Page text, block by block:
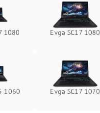
1080 Evga SC17 1080
1060 Evga SC17 1070